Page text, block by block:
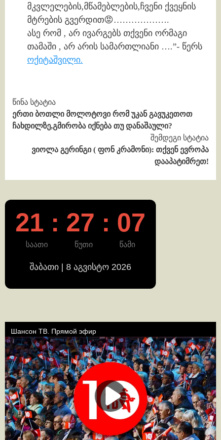
მკვლელების,მწამებლების,ჩვენი ქვეყნის
მტრების გვერდით😡……………….
ასე რომ , არ ივარგებს თქვენი ორმაგი
თამაში , არ არის სამართლიანი ….”- წერს
ოქიტაშვილი.
Continue
Reading
წინა სტატია
ერთი ბოთლი მოლოტოვი რომ უკან გავუკეთოთ
ჩახდილზე,გმირობა იქნება თუ დანაშაული?
შემდეგი სტატია
ვიოლა გერინგი ( ფონ კრამონი): თქვენ ევროპა
დააპატიმრეთ!
21 : 27 : 08
საათი წუთი წამი
შაბათი | 8 აგვისტო 2026